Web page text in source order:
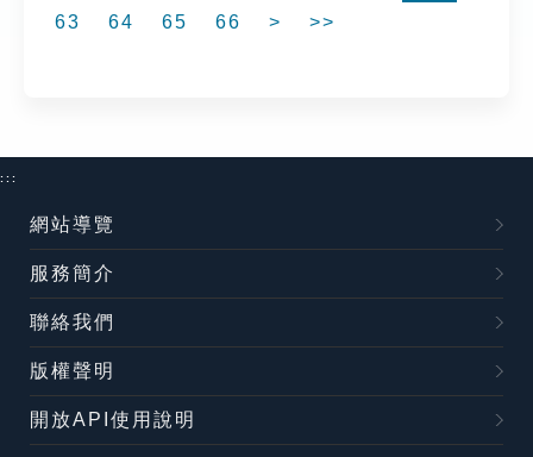
63
64 65 66 > >>
:::
網站導覽
服務簡介
聯絡我們
版權聲明
開放API使用說明